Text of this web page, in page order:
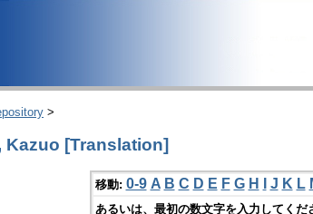
>
Kazuo [Translation]
移動: 0-9 A B C D E F G H J K L
あるいは、最初の数文字を入力してくだ